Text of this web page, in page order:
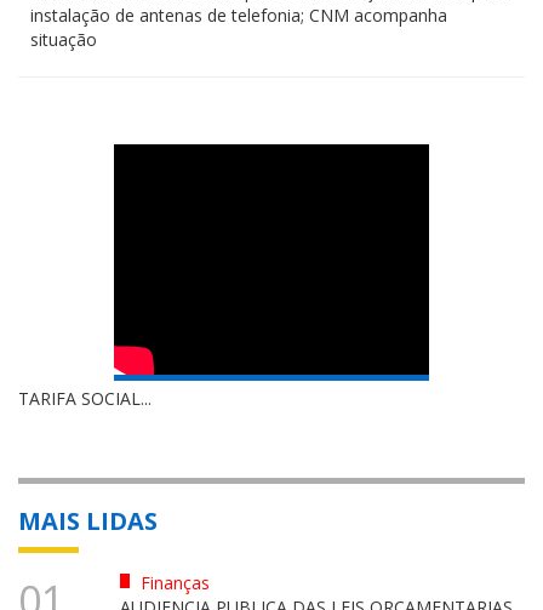
instalação de antenas de telefonia; CNM acompanha
situação
TARIFA SOCIAL...
MAIS LIDAS
Finanças